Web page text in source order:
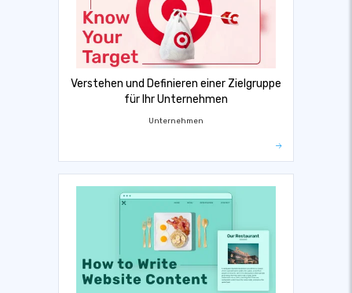
Verstehen und Definieren einer Zielgruppe
für Ihr Unternehmen
Unternehmen